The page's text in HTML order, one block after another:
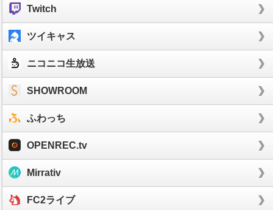
Twitch
ツイキャス
ニコニコ生放送
SHOWROOM
ふわっち
OPENREC.tv
Mirrativ
FC2ライブ